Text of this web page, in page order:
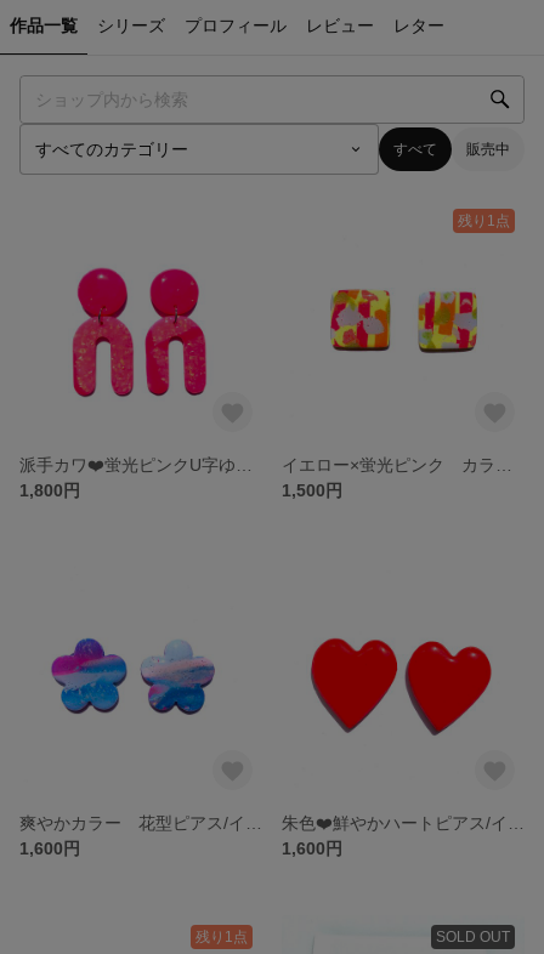
作品一覧 シリーズ プロフィール レビュー レター
すべて 販売中
1,800円
残り1点
1,500円
1,600円
1,600円
残り1点 SOLD OUT